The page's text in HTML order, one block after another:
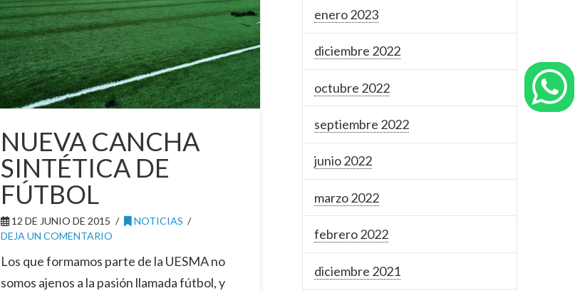
NUEVA CANCHA
SINTÉTICA DE
FÚTBOL
12 DE JUNIO DE 2015
NOTICIAS
DEJA UN COMENTARIO
Los que formamos parte de la UESMA no
somos ajenos a la pasión llamada fútbol, y
enero 2023
diciembre 2022
octubre 2022
septiembre 2022
junio 2022
marzo 2022
febrero 2022
diciembre 2021